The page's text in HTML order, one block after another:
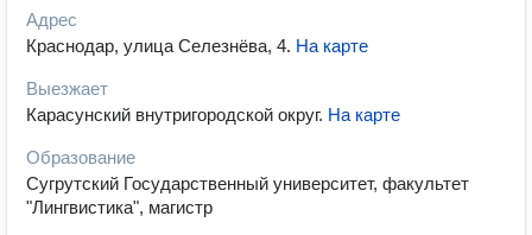
Адрес
Краснодар, улица Селезнёва, 4. На карте
Выезжает
Карасунский внутригородской округ. На карте
Образование
Сугрутский Государственный университет, факультет
"Лингвистика", магистр